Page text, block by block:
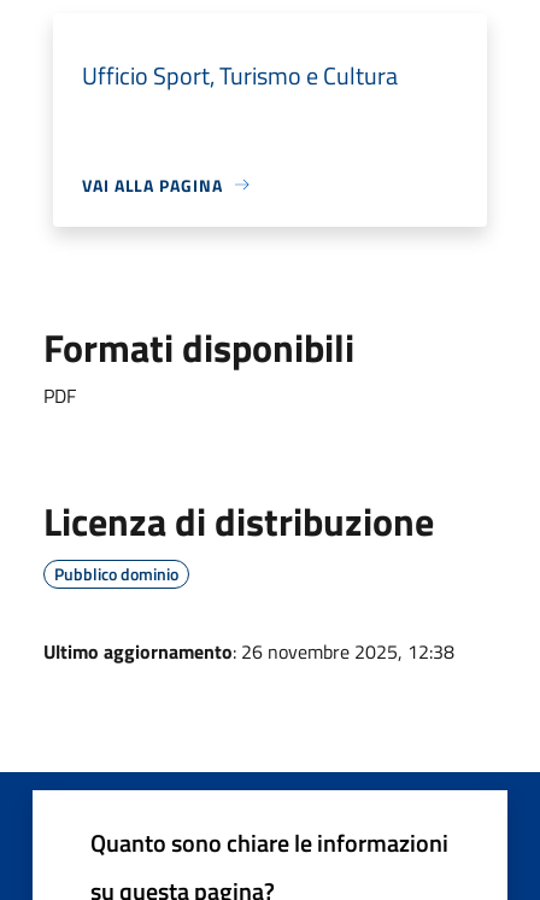
Ufficio Sport, Turismo e Cultura
VAI ALLA PAGINA
Formati disponibili
PDF
Licenza di distribuzione
Pubblico dominio
Ultimo aggiornamento: 26 novembre 2025, 12:38
Quanto sono chiare le informazioni
su questa pagina?